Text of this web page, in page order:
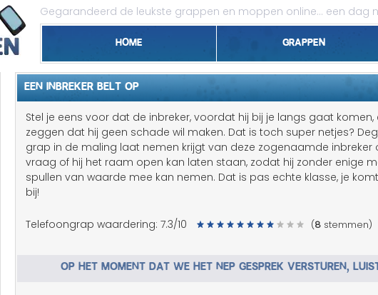
Gegarandeerd de leukste grappen en moppen online... een dag
Home Grappen
1 april grappen
Belgen grappen
Dieren grappen
Domme grappen
Grove grappen
EEN INBREKER BELT OP
Stel je eens voor dat de inbreker, voordat hij bij je langs gaat
zeggen dat hij geen schade wil maken. Dat is toch super netjes?
grap in de maling laat nemen krijgt van deze zogenaamde inbreker
vraag of hij het raam open kan laten staan, zodat hij zonder enige
spullen van waarde mee kan nemen. Dat is pas echte klasse, je
bij!
Telefoongrap waardering: 7.3/10 (8 stemmen)
OP HET MOMENT DAT WE HET NEP GESPREK VERSTUREN,